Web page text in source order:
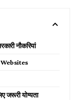
नौकरियां
Websites
जरूरी योग्यता